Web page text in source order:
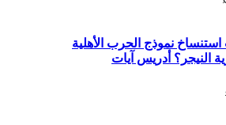
نموذج الحرب الأهلية
النيجر؟ أدريس آيات